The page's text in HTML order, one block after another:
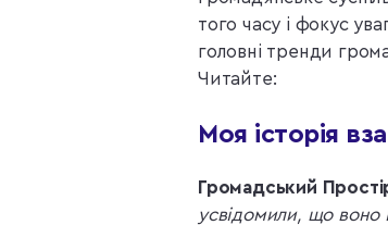
того часу і фокус
головні тренди
Читайте:
Моя історія
Громадський
усвідомили, що воно